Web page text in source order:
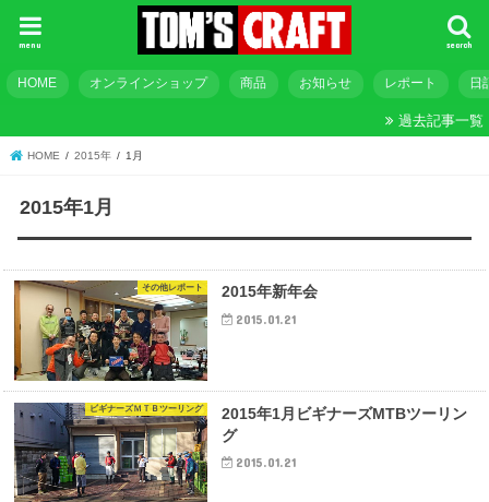
search
menu
HOME オンラインショップ 商品 お知らせ レポート 日
過去記事一覧
HOME 2015年 1月
2015年1月
その他レポート 2015年新年会
2015.01.21
ビギナーズＭＴＢツーリング
2015年1月ビギナーズMTBツーリン
グ
2015.01.21